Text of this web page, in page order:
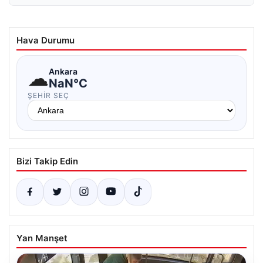
Hava Durumu
☁Ankara
NaN°C
ŞEHIR SEÇ
Bizi Takip Edin
Yan Manşet